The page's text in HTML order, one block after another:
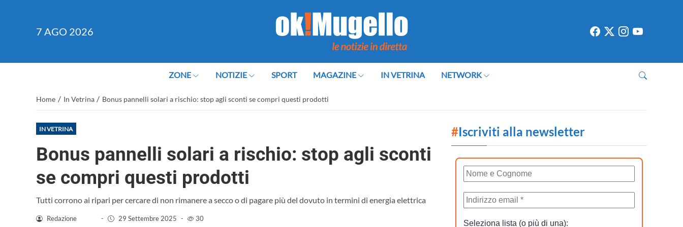
7 AGO 2026
ZONE NOTIZIE SPORT MAGAZINE IN VETRINA NETWORK
Home / In Vetrina / Bonus pannelli solari a rischio: stop agli sconti se compri questi prodotti
IN VETRINA
Bonus pannelli solari a rischio: stop agli sconti
se compri questi prodotti
Tutti corrono ai ripari per cercare di non rimanere a secco o di pagare più del dovuto in termini di energia elettrica
Redazione - 29 Settembre 2025 - 30
#Iscriviti alla newsletter